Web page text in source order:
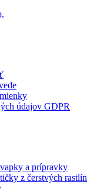
údajov GDPR
a prípravky
z čerstvých rastlín